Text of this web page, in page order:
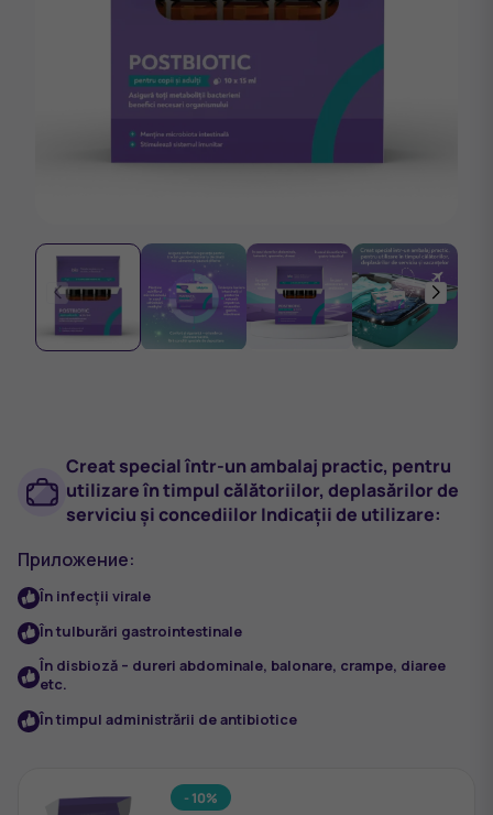
Creat special într-un ambalaj practic, pentru
utilizare în timpul călătoriilor, deplasărilor de
serviciu și concediilor Indicații de utilizare:
Приложение:
În infecții virale
În tulburări gastrointestinale
În disbioză – dureri abdominale, balonare, crampe, diaree
etc.
În timpul administrării de antibiotice
- 10%